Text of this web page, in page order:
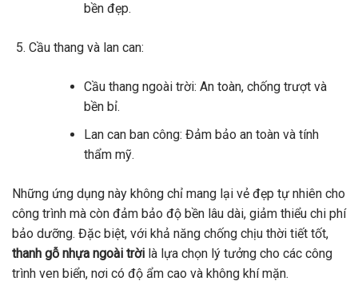
bền đẹp.
Cầu thang và lan can:
Cầu thang ngoài trời: An toàn, chống trượt và
bền bỉ.
Lan can ban công: Đảm bảo an toàn và tính
thẩm mỹ.
Những ứng dụng này không chỉ mang lại vẻ đẹp tự nhiên cho
công trình mà còn đảm bảo độ bền lâu dài, giảm thiểu chi phí
bảo dưỡng. Đặc biệt, với khả năng chống chịu thời tiết tốt,
thanh gỗ nhựa ngoài trời là lựa chọn lý tưởng cho các công
trình ven biển, nơi có độ ẩm cao và không khí mặn.